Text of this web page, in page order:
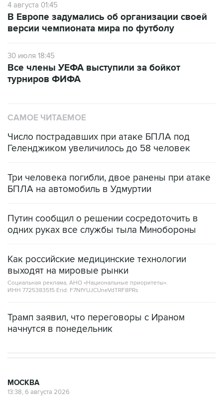
4 августа 01:45
В Европе задумались об организации своей
версии чемпионата мира по футболу
30 июля 18:45
Все члены УЕФА выступили за бойкот
турниров ФИФА
САМОЕ ЧИТАЕМОЕ
Число пострадавших при атаке БПЛА под
Геленджиком увеличилось до 58 человек
Три человека погибли, двое ранены при атаке
БПЛА на автомобиль в Удмуртии
Путин сообщил о решении сосредоточить в
одних руках все службы тыла Минобороны
Как российские медицинские технологии
выходят на мировые рынки
Социальная реклама, АНО «Национальные приоритеты».
ИНН 7725383515 Erid: F7NfYUJCUneVdTRF8PRs
Трамп заявил, что переговоры с Ираном
начнутся в понедельник
МОСКВА
13:38, 6 августа 2026